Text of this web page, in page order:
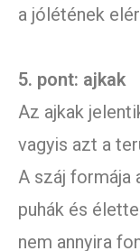
a jólétének
5. pont: ajkak
Az ajkak
vagyis azt a
A száj formája
puhák és
nem annyira